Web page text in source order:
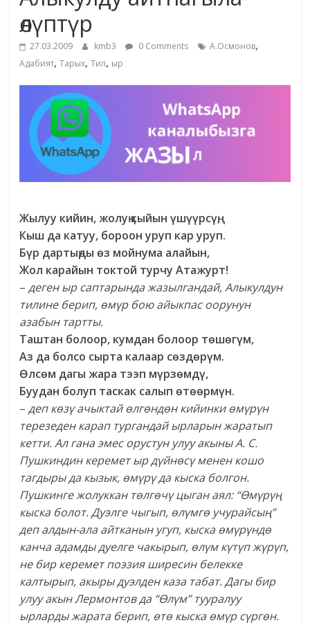
жана
адабияты
өлүптүр
27.03.2009 kmb3 0 Comments А.Осмонов,
Адабият,Тарых,Тил, ыр
Жылуу кийин, жолуң кыйын үшүүрсүң,
Кыш да катуу, бороон уруп кар уруп.
Бүр дартыңды өз мойнума алайын,
Жол карайын токтой турчу Атажурт!
–деген ыр саптарында жазылгандай, Алыкулдун
тилине берип, өмүр бою айыкпас оорунун
азабын тартты.
Таштан болоор, кумдан болоор төшөгүм,
Аз да болсо сырта калаар сөздөрүм.
Өлсөм дагы жара тээп мүрзөмдү,
Буудан болуп таскак салып өтөөрмүн.
–деп көзү ачыктай өлгөндөн кийинки өмүрүн
терезеден карап тургандай ырларын жаратып
кетти. Ал гана эмес орустун улуу акыны А. С.
Пушкиндин керемет ыр дүйнөсү менен кошо
тагдыры да кызык, өмүрү да кыска болгон.
Пушкинге жолуккан төлгөчү цыган аял: “Өмүрүң
кыска болот. Дуэлге чыгып, өлүмгө учурайсың”
деп алдын-ала айтканын угуп, кыска өмүрүндө
канча адамды дуелге чакырып, өлүм күтүп жүрүп,
не бир керемет поэзия ширесин белекке
калтырып, акыры дуэлден каза табат. Дагы бир
улуу акын Лермонтов да “Өлүм” тууралуу
ырларды жарата берип, өтө кыска өмүр сүргөн.